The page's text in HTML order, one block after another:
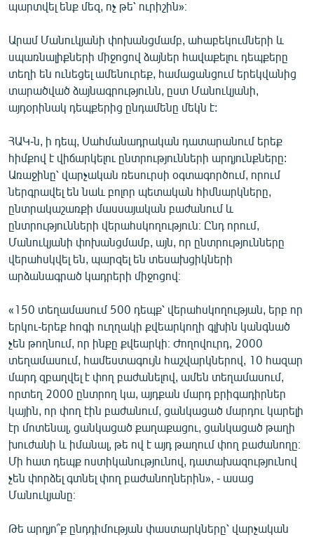
պարտվել ենք մեզ, ոչ թե՝ ուրիշին»։
Արամ Մանուկյանի փոխանցմամբ, ահաբեկումների և
սպառնալիքների միջոցով ձայներ հավաքելու դեպքերը
տեղի են ունեցել ամենուրեք, համացանցում երեկվանից
տարածված ձայնագրությունն, ըստ Մանուկյանի,
այդօրինակ դեպքերից ընդամենը մեկն է:
ՀԱԿ-ն, ի դեպ, Սահմանադրական դատարանում երեք
հիմքով է վիճարկելու ընտրությունների արդյունքները:
Առաջինը՝ վարչական ռեսուրսի օգտագործում, որում
ներգրավել են նաև բոլոր պետական հիմնարկները,
ընտրակաշառքի մասսայական բաժանում և
ընտրությունների վերահսկողություն։ Ընդ որում,
Մանուկյանի փոխանցմամբ, այն, որ ընտրությունները
վերահսկվել են, պարզել են տեսախցիկների
արձանագրած կադրերի միջոցով։
«150 տեղամասում 500 դեպք՝ վերահսկողության, երբ որ
երկու-երեք հոգի ուղղակի քվեարկողի գլխին կանգնած
չեն թողնում, որ ինքը քվեարկի։ Ժողովուրդ, 2000
տեղամասում, համեստագույն հաշվարկներով, 10 հազար
մարդ զբաղվել է փող բաժանելով, ամեն տեղամասում,
որտեղ 2000 ընտրող կա, այդքան մարդ բրիգադիրներ
կային, որ փող էին բաժանում, ցանկացած մարդու կարելի
էր մոտենալ, ցանկացած քաղաքացու, ցանկացած թաղի
խուժանի և իմանալ, թե ով է այդ թաղում փող բաժանողը։
Մի հատ դեպք ոստիկանությունով, դատախազությունով
չեն փորձել գտնել փող բաժանողներին», - ասաց
Մանուկյանը։
Թե արդյո՞ք ընդդիմության փաստարկները՝ վարչական